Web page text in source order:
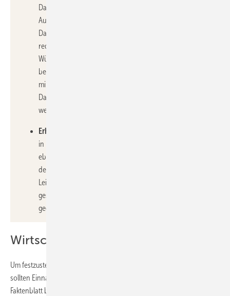
Dachsanierung kann sich Repowering anbieten. Das
Austauschen von Modulen kann parallel zu den
Dacharbeiten erfolgen, was Aufwand und Kosten
reduziert. Allerdings ist zu beachten, dass in Baden-
Württemberg seit 2022 eine Photovoltaik-Pflicht gilt, die
besagt, dass bei einer grundlegenden Dachsanierung
mindestens 60 % der für Solarenergie geeigneten
Dachfläche mit Photovoltaikmodulen ausgestattet
werden müssen.
Erhöhter Stromverbrauch:
in Unternehmen, Kommunen oder Privathaushalten kann
ebenfalls ein Anwendungsfall für Repowering sein. Durch
den Austausch alter Module gegen neue lässt sich die
Leistung im besten Fall vervierfachen, wodurch ein
gestiegener Strombedarf mit erneuerbarem Strom
gedeckt werden kann.
Wirtschaftlichkeit prüfen
Um festzustellen, ob Repowering die wirtschaftlichste Option ist,
sollten Einnahmen und Kosten gegenübergestellt werden. Das
Faktenblatt bietet hierzu anschauliche Grafiken, die bei der